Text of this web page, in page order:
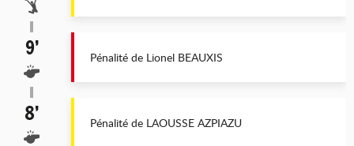
9’ Pénalité de Lionel BEAUXIS
8’ Pénalité de LAOUSSE AZPIAZU